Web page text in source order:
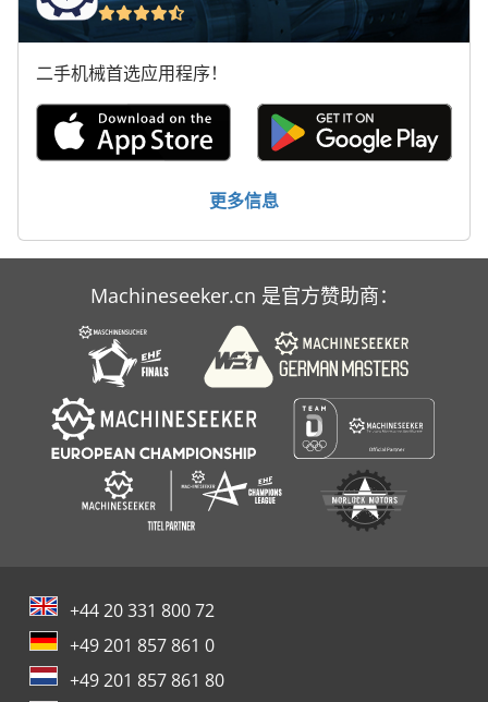
二手机械首选应用程序！
更多信息
Machineseeker.cn 是官方赞助商：
+44 20 331 800 72
+49 201 857 861 0
+49 201 857 861 80